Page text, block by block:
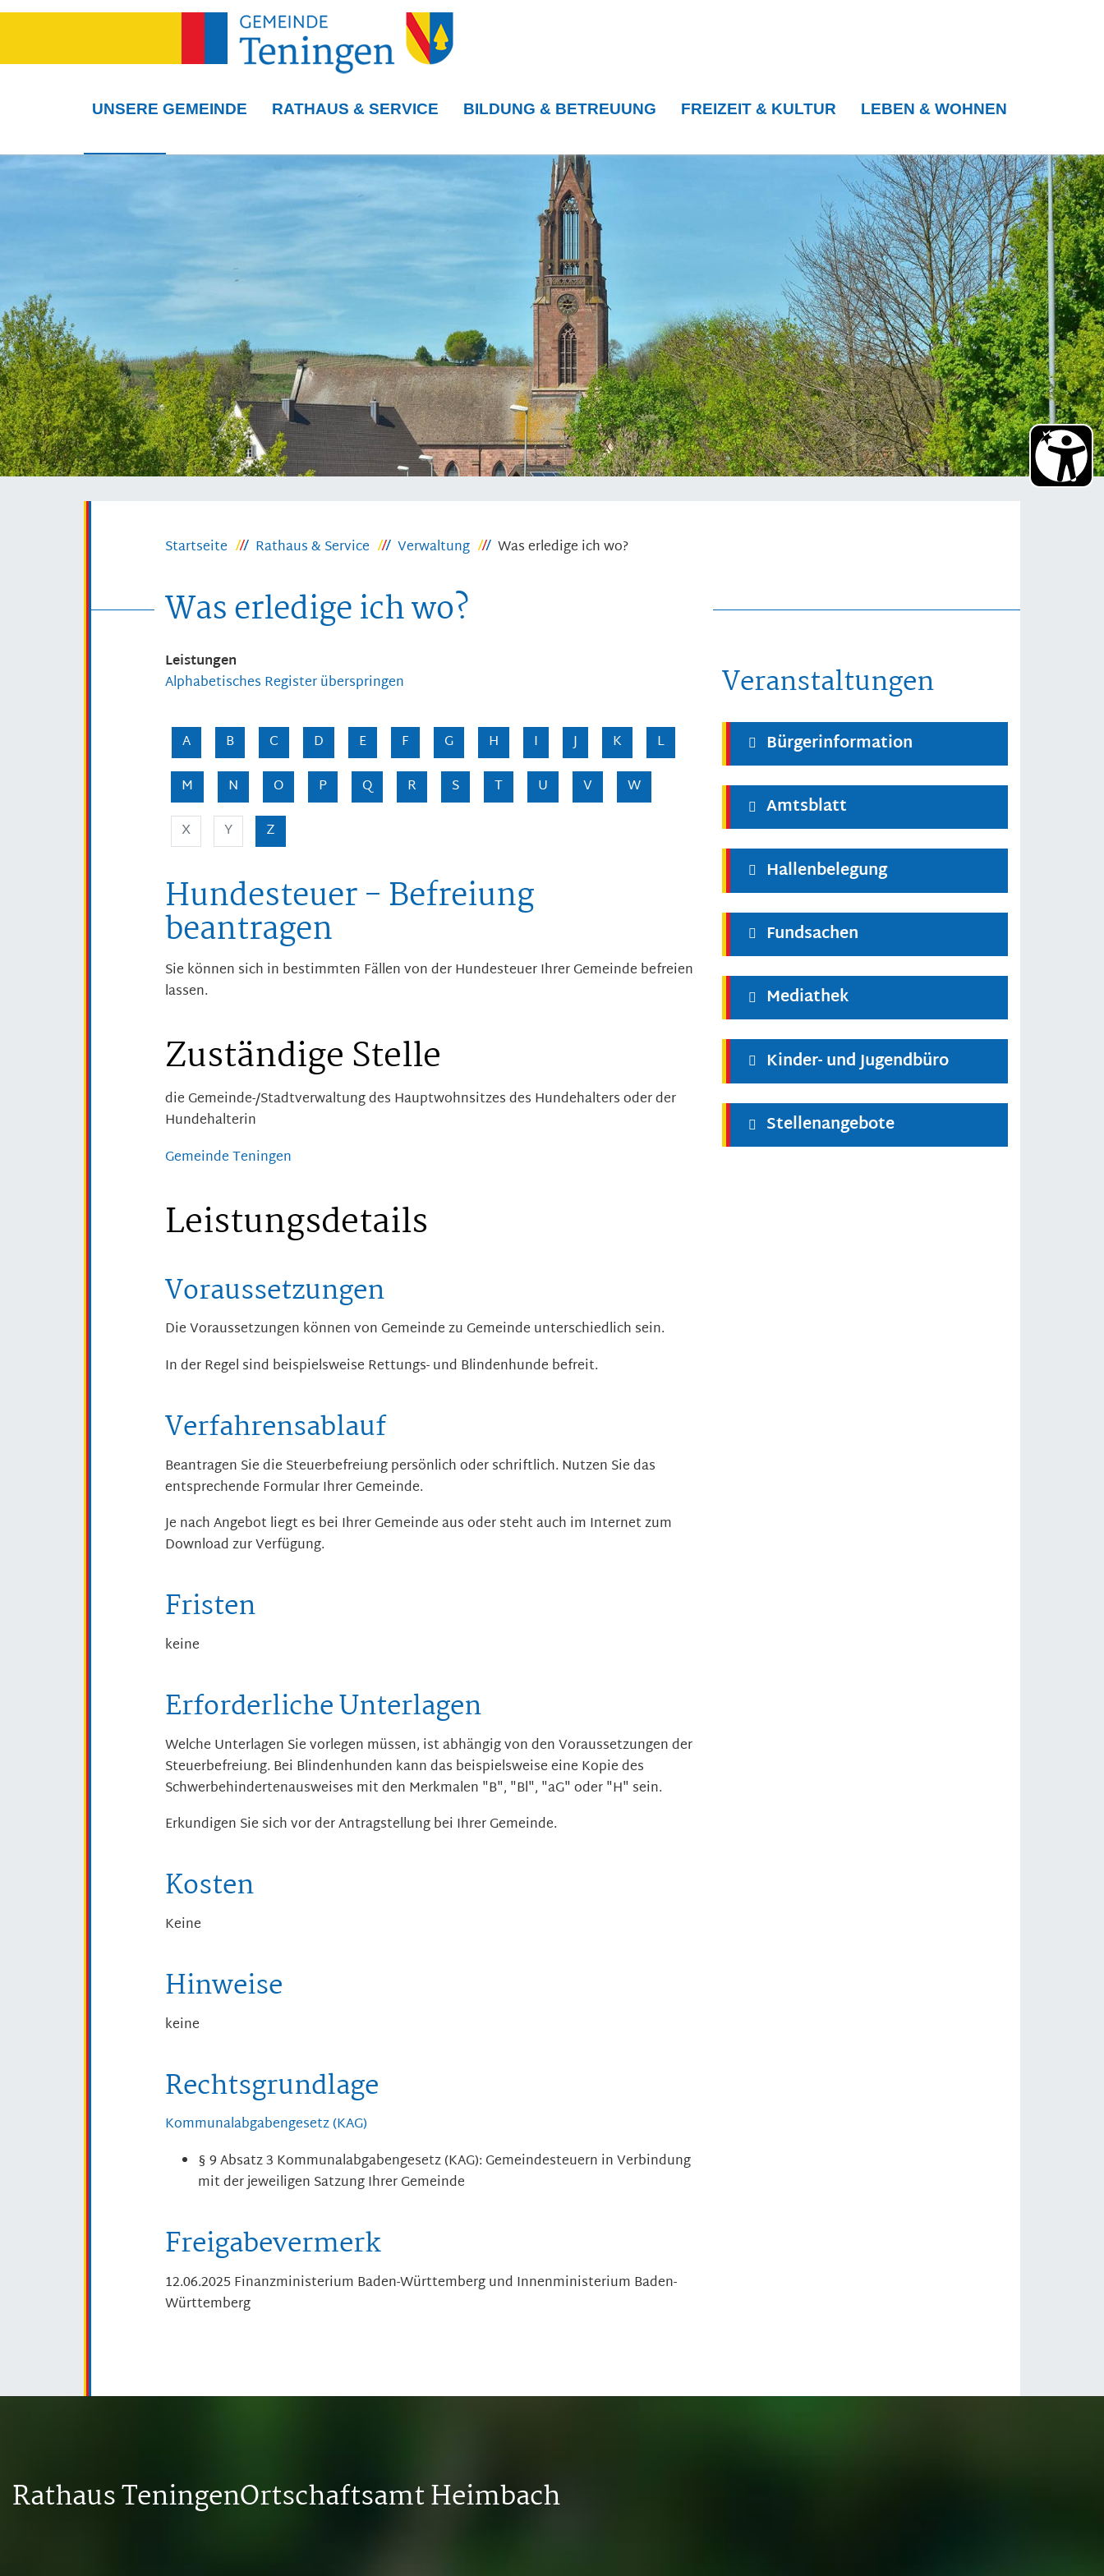
UNSERE GEMEINDE RATHAUS & SERVICE BILDUNG & BETREUUNG FREIZEIT & KULTUR LEBEN & WOHNEN
Startseite Rathaus & Service Verwaltung Was erledige ich wo?
Was erledige ich wo?
Leistungen
Alphabetisches Register überspringen
A B C D E F G H I J K
L
M
N O P Q R S T U V
W
X
Y Z
Hundesteuer - Befreiung
beantragen
Sie können sich in bestimmten Fällen von der Hundesteuer Ihrer Gemeinde befreien
lassen.
Zuständige Stelle
die Gemeinde-/Stadtverwaltung des Hauptwohnsitzes des Hundehalters oder der
Hundehalterin
Gemeinde Teningen
Leistungsdetails
Voraussetzungen
Die Voraussetzungen können von Gemeinde zu Gemeinde unterschiedlich sein.
In der Regel sind beispielsweise Rettungs- und Blindenhunde befreit.
Verfahrensablauf
Beantragen Sie die Steuerbefreiung persönlich oder schriftlich. Nutzen Sie das
entsprechende Formular Ihrer Gemeinde.
Je nach Angebot liegt es bei Ihrer Gemeinde aus oder steht auch im Internet zum
Download zur Verfügung.
Fristen
keine
Erforderliche Unterlagen
Welche Unterlagen Sie vorlegen müssen, ist abhängig von den Voraussetzungen der
Steuerbefreiung. Bei Blindenhunden kann das beispielsweise eine Kopie des
Schwerbehindertenausweises mit den Merkmalen "B", "Bl", "aG" oder "H" sein.
Erkundigen Sie sich vor der Antragstellung bei Ihrer Gemeinde.
Kosten
Keine
Hinweise
keine
Rechtsgrundlage
Kommunalabgabengesetz (KAG)
§ 9 Absatz 3 Kommunalabgabengesetz (KAG): Gemeindesteuern in Verbindung
mit der jeweiligen Satzung Ihrer Gemeinde
Freigabevermerk
12.06.2025 Finanzministerium Baden-Württemberg und Innenministerium Baden-
Württemberg
Veranstaltungen
Bürgerinformation
Amtsblatt
Hallenbelegung
Fundsachen
Mediathek
Kinder- und Jugendbüro
Stellenangebote
Rathaus TeningenOrtschaftsamt Heimbach